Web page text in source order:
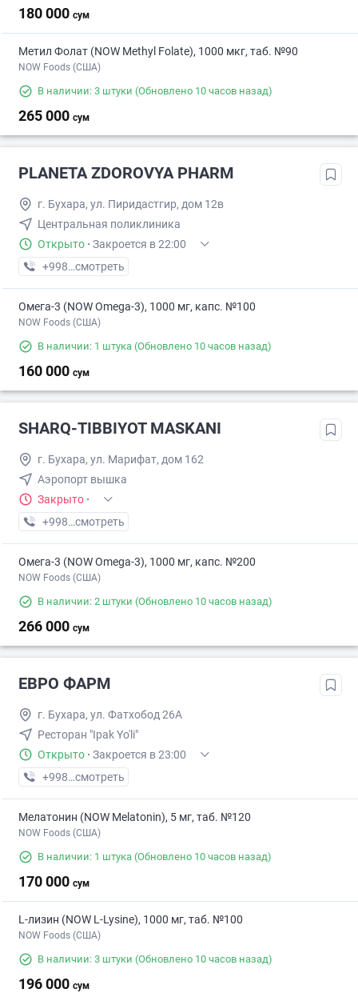
180 000 сум
Метил Фолат (NOW Methyl Folate), 1000 мкг, таб. №90
NOW Foods (США)
В наличии: 3 штуки (Обновлено 10 часов назад)
265 000 сум
PLANETA ZDOROVYA PHARM
г. Бухара, ул. Пиридастгир, дом 12в
Центральная поликлиника
Открыто · Закроется в 22:00
+998 (91) XXX-XX-XX
смотреть
Омега-3 (NOW Omega-3), 1000 мг, капс. №100
NOW Foods (США)
В наличии: 1 штука (Обновлено 10 часов назад)
160 000 сум
SHARQ-TIBBIYOT MASKANI
г. Бухара, ул. Марифат, дом 162
Аэропорт вышка
Закрыто ·
+998 (91) XXX-XX-XX
смотреть
Омега-3 (NOW Omega-3), 1000 мг, капс. №200
NOW Foods (США)
В наличии: 2 штуки (Обновлено 10 часов назад)
266 000 сум
ЕВРО ФАРМ
г. Бухара, ул. Фатхобод 26А
Ресторан "Ipak Yo'li"
Открыто · Закроется в 23:00
+998 (65) XXX-XX-XX
смотреть
Мелатонин (NOW Melatonin), 5 мг, таб. №120
NOW Foods (США)
В наличии: 1 штука (Обновлено 10 часов назад)
170 000 сум
L-лизин (NOW L-Lysine), 1000 мг, таб. №100
NOW Foods (США)
В наличии: 3 штуки (Обновлено 10 часов назад)
196 000 сум